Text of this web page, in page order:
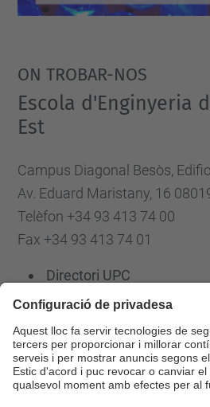
ON TROBAR-NOS
Escola d'Enginyeria
Est
Campus Diagonal Besòs,
Av. Eduard Maristany, 16
Telèfon +34 93 413 74 00
Fax +34 93 413 74 01
Directori UPC
Formulari de contacte
Llista Xarxes